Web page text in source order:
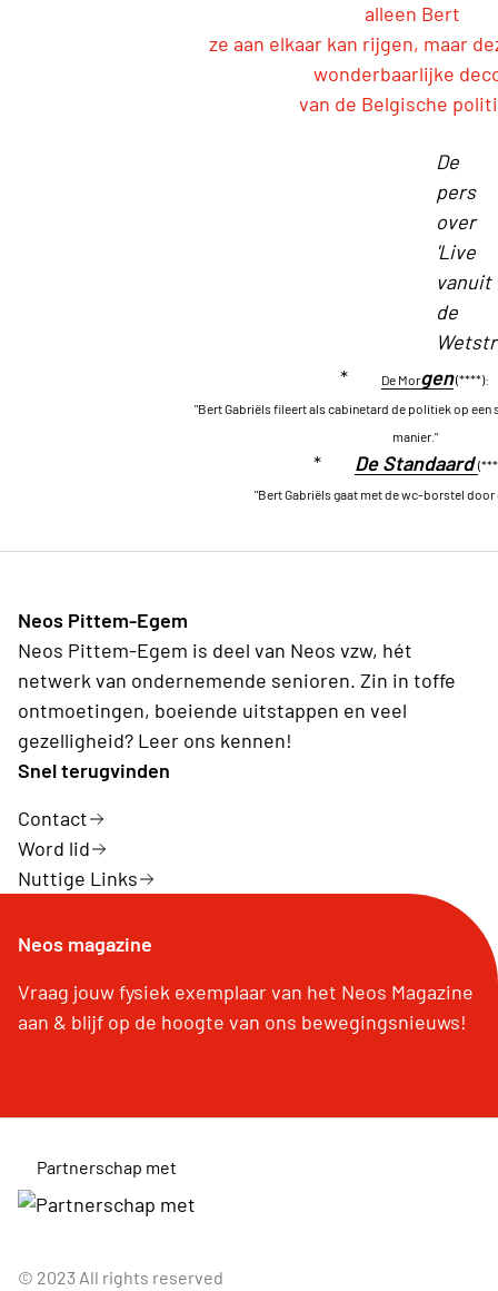
alleen Bert
ze aan elkaar kan rijgen, maar
wonderbaarlijke
van de Belgische
De
pers
over
'Live
vanuit
de
*
De Morgen(****):
"Bert Gabriëls fileert als cabinetard de politiek op een
manier."
* De Standaard
"Bert Gabriëls gaat met de wc-borstel door
Neos Pittem-Egem
Neos Pittem-Egem is deel van Neos vzw, hét
netwerk van ondernemende senioren. Zin in toffe
ontmoetingen, boeiende uitstappen en veel
gezelligheid? Leer ons kennen!
Snel terugvinden
Contact
Word lid
Nuttige Links
Neos magazine
Vraag jouw fysiek exemplaar van het Neos Magazine
aan & blijf op de hoogte van ons bewegingsnieuws!
Partnerschap met
© 2023 All rights reserved